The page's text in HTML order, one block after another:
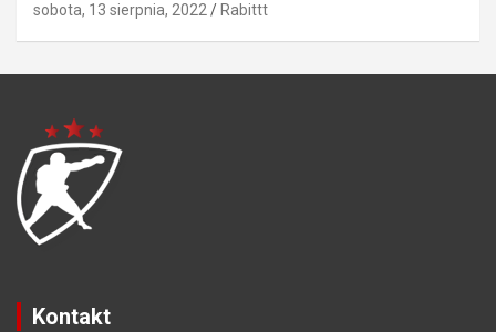
sobota, 13 sierpnia, 2022 Rabittt
Kontakt